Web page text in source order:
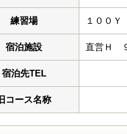
練習場 １００
宿泊施設 直営Ｈ
宿泊先TEL
旧コース名称